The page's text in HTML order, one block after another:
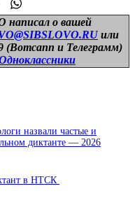
о вашей
или
(Вотсапп и Телеграмм)
назвали частые и
диктанте — 2026
в НТСК